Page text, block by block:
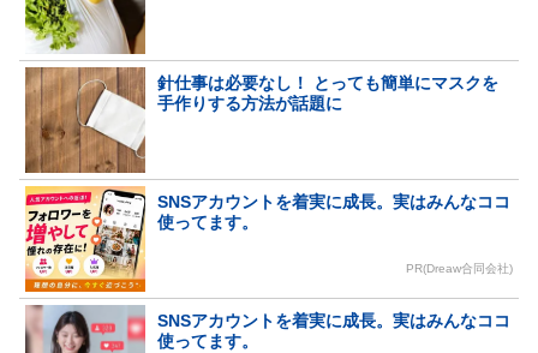
針仕事は必要なし！ とっても簡単にマスクを
手作りする方法が話題に
SNSアカウントを着実に成長。実はみんなココ
使ってます。
PR(Dreaw合同会社)
SNSアカウントを着実に成長。実はみんなココ
使ってます。